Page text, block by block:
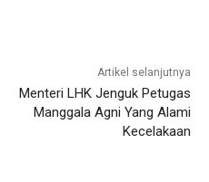
Artikel selanjutnya
Menteri LHK Jenguk Petugas
Manggala Agni Yang Alami
Kecelakaan